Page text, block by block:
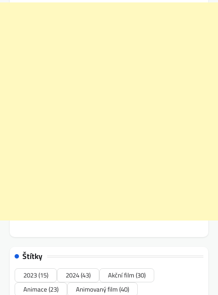
Štítky
2023(15) 2024(43) Akční film (30)
Animace (23) Animovaný film (40)